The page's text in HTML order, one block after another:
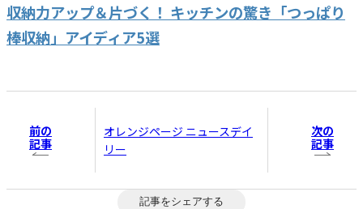
収納力アップ＆片づく！ キッチンの驚き「つっぱり
棒収納」アイディア5選
前の
記事
オレンジページ ニュースデイ
リー
次の
記事
記事をシェアする